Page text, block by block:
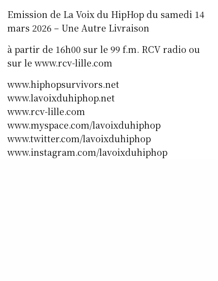
Emission de La Voix du HipHop du samedi 14
mars 2026 – Une Autre Livraison
à partir de 16h00 sur le 99 f.m. RCV radio ou
sur le www.rcv-lille.com
www.hiphopsurvivors.net
www.lavoixduhiphop.net
www.rcv-lille.com
www.myspace.com/lavoixduhiphop
www.twitter.com/lavoixduhiphop
www.instagram.com/lavoixduhiphop